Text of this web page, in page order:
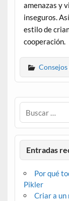
amenazas y
inseguros.
estilo de
cooperación.
Entradas
Por qué
Pikler
Criar a